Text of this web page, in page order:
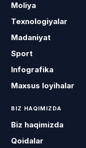
Moliya
Texnologiyalar
Madaniyat
Sport
Infografika
Maxsus loyihalar
BIZ HAQIMIZDA
Biz haqimizda
Qoidalar